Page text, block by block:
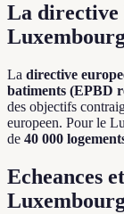
La directive
La directive
batiments (EPBD
des objectifs
europeen. Pour le
de 40 000
Echeances